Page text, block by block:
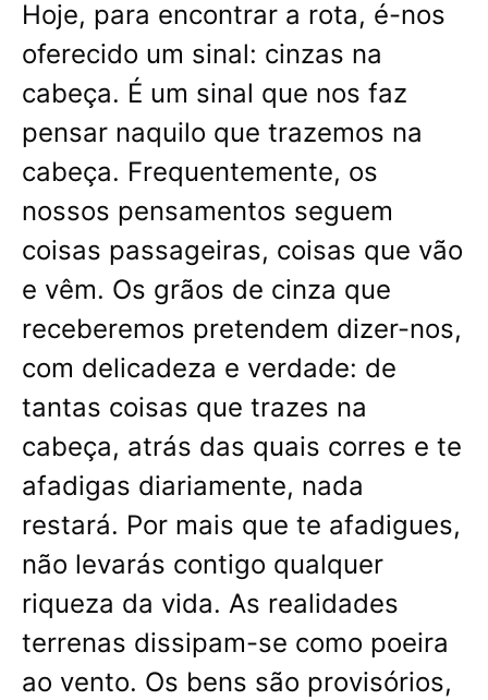
Hoje, para encontrar a rota, é-nos
oferecido um sinal: cinzas na
cabeça. É um sinal que nos faz
pensar naquilo que trazemos na
cabeça. Frequentemente, os
nossos pensamentos seguem
coisas passageiras, coisas que vão
e vêm. Os grãos de cinza que
receberemos pretendem dizer-nos,
com delicadeza e verdade: de
tantas coisas que trazes na
cabeça, atrás das quais corres e te
afadigas diariamente, nada
restará. Por mais que te afadigues,
não levarás contigo qualquer
riqueza da vida. As realidades
terrenas dissipam-se como poeira
ao vento. Os bens são provisórios,